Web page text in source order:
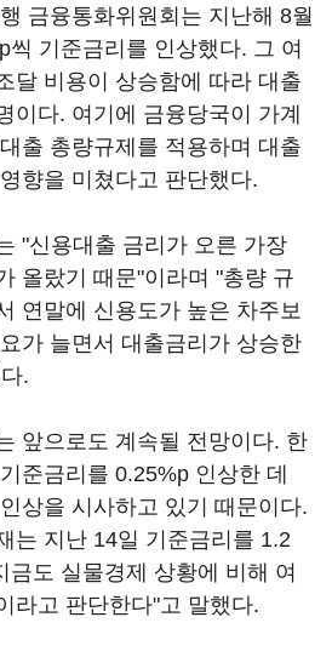
금융통화위원회는 지난해 8월
씩 기준금리를 인상했다. 그 여
달 비용이 상승함에 따라 대출
이다. 여기에 금융당국이 가계
출 총량규제를 적용하며 대출
향을 미쳤다고 판단했다.
"신용대출 금리가 오른 가장
올랐기 때문"이라며 "총량 규
연말에 신용도가 높은 차주보
가 늘면서 대출금리가 상승한
.
앞으로도 계속될 전망이다. 한
준금리를 0.25%p 인상한 데
상을 시사하고 있기 때문이다.
는 지난 14일 기준금리를 1.2
금도 실물경제 상황에 비해 여
라고 판단한다"고 말했다.